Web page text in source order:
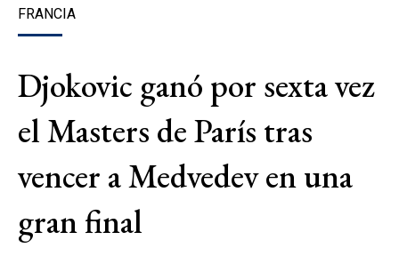
FRANCIA
Djokovic ganó por sexta vez
el Masters de París tras
vencer a Medvedev en una
gran final